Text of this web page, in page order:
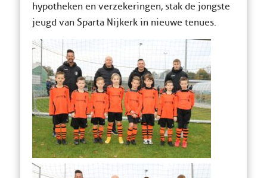
hypotheken en verzekeringen, stak de jongste
jeugd van Sparta Nijkerk in nieuwe tenues.